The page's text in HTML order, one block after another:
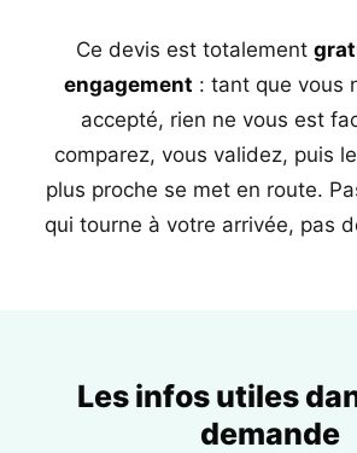
Ce devis est totalement
engagement : tant que vous
accepté, rien ne vous est
comparez, vous validez, puis
plus proche se met en route.
qui tourne à votre arrivée, pas
Les infos utiles
demande